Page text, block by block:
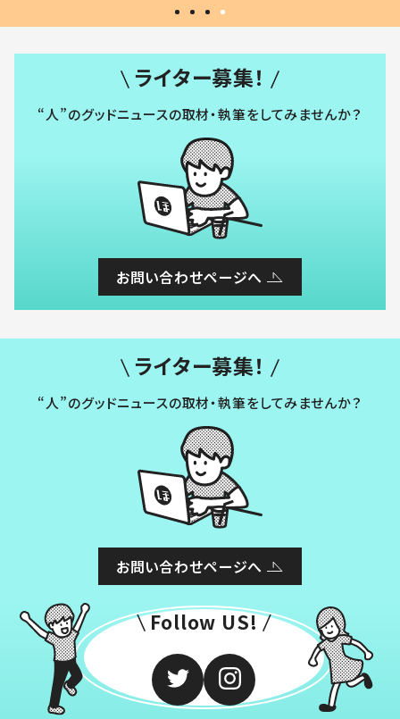
ライター募集！
“人”のグッドニュースの取材・執筆をしてみませんか？
お問い合わせページへ
ライター募集！
“人”のグッドニュースの取材・執筆をしてみませんか？
お問い合わせページへ
Follow US!